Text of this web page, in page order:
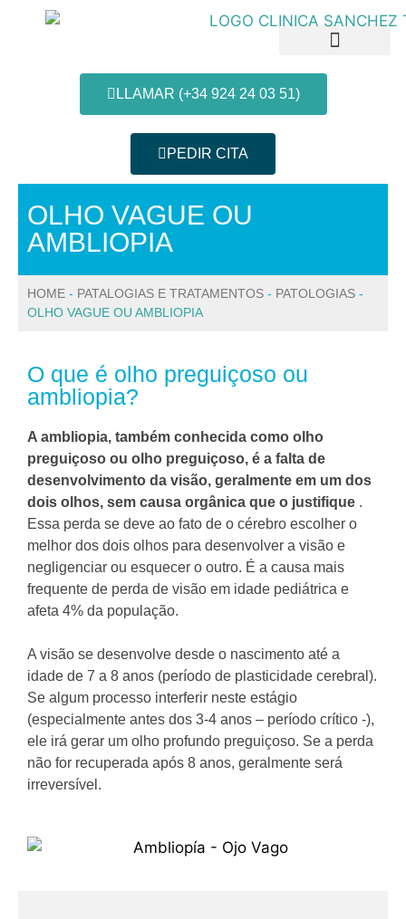
LLAMAR (+34 924 24 03 51)
PEDIR CITA
OLHO VAGUE OU
AMBLIOPIA
HOME - PATALOGIAS E TRATAMENTOS - PATOLOGIAS -
OLHO VAGUE OU AMBLIOPIA
O que é olho preguiçoso ou
ambliopia?
A ambliopia, também conhecida como olho
preguiçoso ou olho preguiçoso, é a falta de
desenvolvimento da visão, geralmente em um dos
dois olhos, sem causa orgânica que o justifique .
Essa perda se deve ao fato de o cérebro escolher o
melhor dos dois olhos para desenvolver a visão e
negligenciar ou esquecer o outro. É a causa mais
frequente de perda de visão em idade pediátrica e
afeta 4% da população.
A visão se desenvolve desde o nascimento até a
idade de 7 a 8 anos (período de plasticidade cerebral).
Se algum processo interferir neste estágio
(especialmente antes dos 3-4 anos – período crítico -),
ele irá gerar um olho profundo preguiçoso. Se a perda
não for recuperada após 8 anos, geralmente será
irreversível.